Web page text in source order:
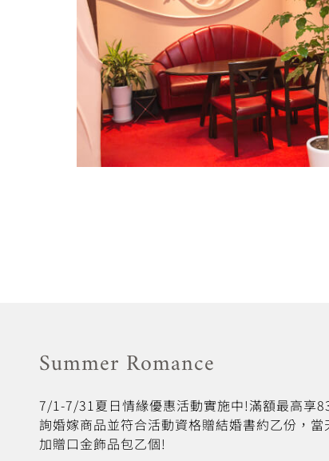
Summer Romance
7/1-7/31夏日情緣優惠活動實施中!滿額最高享
詢婚嫁商品並符合活動資格贈結婚書約乙份，當
加贈口金飾品包乙個!